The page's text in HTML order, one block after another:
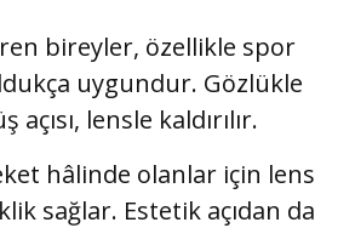
bireyler, özellikle spor
uygundur. Gözlükle
açısı, lensle kaldırılır.
hâlinde olanlar için lens
sağlar. Estetik açıdan da